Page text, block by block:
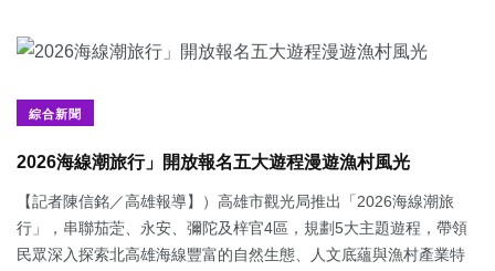
綜合新聞
2026海線潮旅行」開放報名五大遊程漫遊漁村風光
【記者陳信銘／高雄報導】）高雄市觀光局推出「2026海線潮旅
行」，串聯茄萣、永安、彌陀及梓官4區，規劃5大主題遊程，帶領
民眾深入探索北高雄海線豐富的自然生態、人文底蘊與漁村產業特